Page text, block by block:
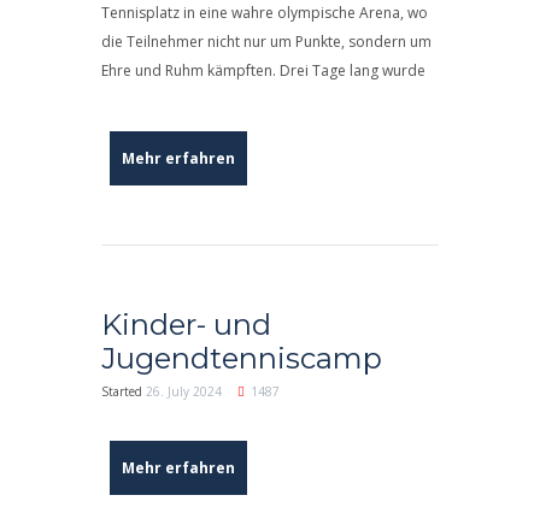
Tennisplatz in eine wahre olympische Arena, wo
die Teilnehmer nicht nur um Punkte, sondern um
Ehre und Ruhm kämpften. Drei Tage lang wurde
Mehr erfahren
Kinder- und
Jugendtenniscamp
Started 26. July 2024 1487
Mehr erfahren